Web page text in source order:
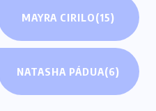
MAYRA CIRILO(15)
NATASHA PÁDUA(6)